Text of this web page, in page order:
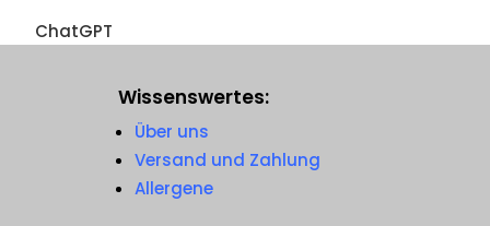
ChatGPT
Wissenswertes:
Über uns
Versand und Zahlung
Allergene